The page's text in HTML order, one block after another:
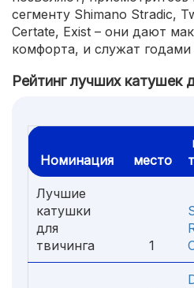
сегменту Shimano Stradic,
Certate, Exist – они дают
комфорта, и служат годами
Рейтинг лучших катушек
Номинация место
Лучшие
катушки
для
твичинга
1